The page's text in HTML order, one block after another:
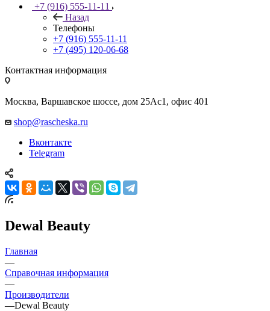
+7 (916) 555-11-11
Назад
Телефоны
+7 (916) 555-11-11
+7 (495) 120-06-68
Контактная информация
Москва, Варшавское шоссе, дом 25Аc1, офис 401
shop@rascheska.ru
Вконтакте
Telegram
Dewal Beauty
Главная
—
Справочная информация
—
Производители
—Dewal Beauty